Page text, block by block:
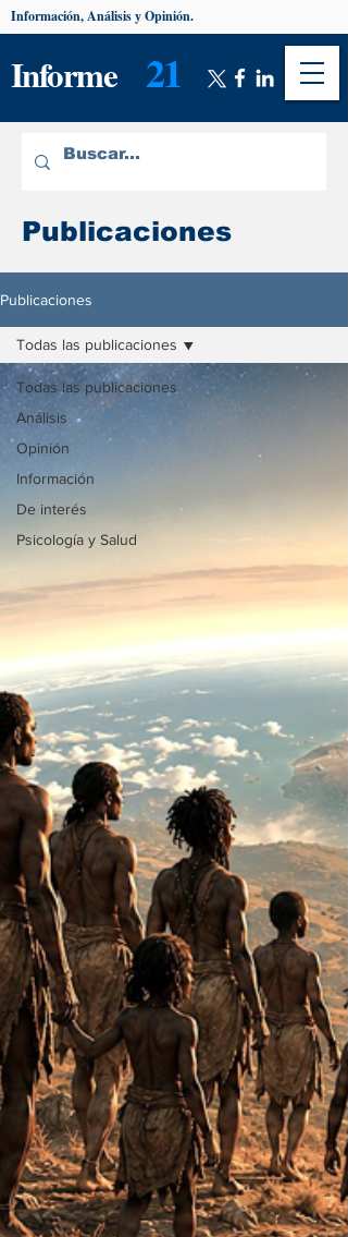
Informe 21
Información, Análisis y Opinión.
Publicaciones
Publicaciones
Todas las publicaciones
Análisis
Opinión
Información
De interés
Psicología y Salud
Todas las publicaciones